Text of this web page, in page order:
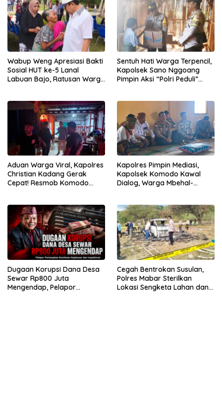
Wabup Weng Apresiasi Bakti
Sosial HUT ke-5 Lanal
Labuan Bajo, Ratusan Warga
Gratis
Sentuh Hati Warga Terpencil,
Kapolsek Sano Nggoang
Pimpin Aksi “Polri Peduli”
Aduan Warga Viral, Kapolres
Christian Kadang Gerak
Cepat! Resmob Komodo
Kapolres Pimpin Mediasi,
Kapolsek Komodo Kawal
Dialog, Warga Mbehal-
Dugaan Korupsi Dana Desa
Sewar Rp800 Juta
Mengendap, Pelapor
Cegah Bentrokan Susulan,
Polres Mabar Sterilkan
Lokasi Sengketa Lahan dan